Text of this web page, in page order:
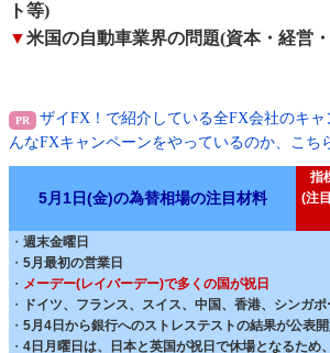
ト等)
▼米国の自動車業界の問題(資本・経営
ザイFX！で紹介している全FX会社のキ
んなFXキャンペーンをやっているのか、こち
5月1日(金)の為替相場の注目材料
指
(注
・ 週末金曜日
・ 5月最初の営業日
・ メーデー(レイバーデー)で多くの国が祝日
・
ドイツ、フランス、スイス、中国、香港、シンガ
・ 5月4日から銀行へのストレステストの結果が公表
・ 4日月曜日は、日本と英国が祝日で休場となるため